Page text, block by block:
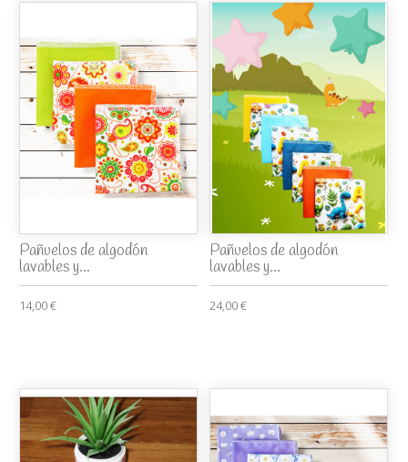
Pañuelos de algodón
lavables y...
14,00 €
Pañuelos de algodón
lavables y...
24,00 €